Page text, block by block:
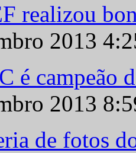
realizou
2013
é campeão
2013
de fotos